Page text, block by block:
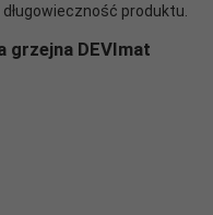
produktu.
grzejna DEVImat